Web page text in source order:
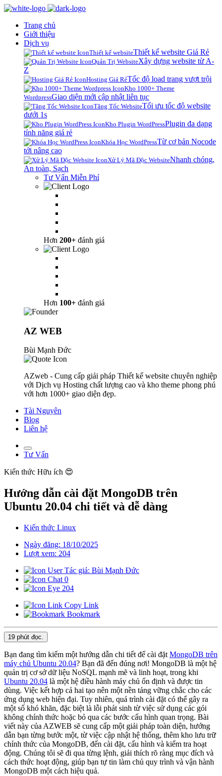
Trang chủ
Giới thiệu
Dịch vụ
Thiết kế websiteThiết kế website Giá Rẻ
Quản Trị WebsiteXây dựng website từ A-
Z
Hosting Giá RẻTốc độ load trang vượt trội
Kho 1000+ Theme
WordpressGiao diện mới cập nhật liên tục
Tăng Tốc WebsiteTối ưu tốc độ website
dưới 1s
Kho Plugin WordPressPlugin đa dạng
tính năng giá rẻ
Khóa Học WordPressTừ cơ bản Nocode
tới nâng cao
Xử Lý Mã Độc WebsiteNhanh chóng,
An toàn, Sạch
Tư Vấn Miễn Phí
Hơn 200+ đánh giá
Hơn 100+ đánh giá
AZ WEB
Bùi Mạnh Đức
AZweb - Cung cấp giải pháp Thiết kế website chuyên nghiệp
với Dịch vụ Hosting chất lượng cao và kho theme phong phú
với hơn 1000+ giao diện đẹp.
Tài Nguyên
Blog
Liên hệ
Tư Vấn
Kiến thức Hữu ích 😍
Hướng dẫn cài đặt MongoDB trên
Ubuntu 20.04 chi tiết và dễ dàng
Kiến thức Linux
Ngày đăng: 18/10/2025
Lượt xem: 204
Tác giả: Bùi Mạnh Đức
0
204
Copy Link
Bookmark
19 phút đọc.
Bạn đang tìm kiếm một hướng dẫn chi tiết để cài đặt MongoDB trên
máy chủ Ubuntu 20.04? Bạn đã đến đúng nơi! MongoDB là một hệ
quản trị cơ sở dữ liệu NoSQL mạnh mẽ và linh hoạt, trong khi
Ubuntu 20.04 là một hệ điều hành máy chủ ổn định và được tin
dùng. Việc kết hợp cả hai tạo nên một nền tảng vững chắc cho các
ứng dụng web hiện đại. Tuy nhiên, quá trình cài đặt có thể gây ra
một số khó khăn, đặc biệt là lỗi phát sinh từ việc sử dụng các gói
không chính thức hoặc bỏ qua các bước cấu hình quan trọng. Bài
viết này của AZWEB sẽ cung cấp một giải pháp toàn diện, hướng
dẫn bạn từng bước một, từ việc cập nhật hệ thống, thêm kho lưu trữ
chính thức của MongoDB, đến cài đặt, cấu hình và kiểm tra hoạt
động. Chúng tôi sẽ đi qua từng lệnh, giải thích rõ ràng mục đích và
cách thức hoạt động, giúp bạn tự tin làm chủ quy trình và vận hành
MongoDB một cách hiệu quả.